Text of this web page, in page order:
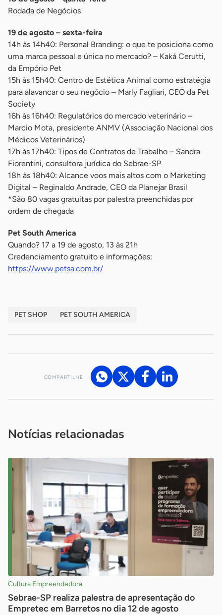
Rodada de Negócios
19 de agosto – sexta-feira
14h às 14h40: Personal Branding: o que te posiciona como
uma marca pessoal e única no mercado? – Kaká Cerutti,
da Empório Pet
15h às 15h40: Centro de Estética Animal como estratégia
para alavancar o seu negócio – Marly Fagliari, CEO da Pet
Society
16h às 16h40: Regulatórios do mercado veterinário –
Marcio Mota, presidente ANMV (Associação Nacional dos
Médicos Veterinários)
17h às 17h40: Tipos de Contratos de Trabalho – Sandra
Fiorentini, consultora jurídica do Sebrae-SP
18h às 18h40: Alcance voos mais altos com o Marketing
Digital – Reginaldo Andrade, CEO da Planejar Brasil
*São 80 vagas gratuitas por palestra preenchidas por
ordem de chegada
Pet South America
Quando? 17 a 19 de agosto, 13 às 21h
Credenciamento gratuito e informações:
https://www.petsa.com.br/
PET SHOP PET SOUTH AMERICA
COMPARTILHE
Notícias relacionadas
Cultura Empreendedora
Sebrae-SP realiza palestra de apresentação do
Empretec em Barretos no dia 12 de agosto